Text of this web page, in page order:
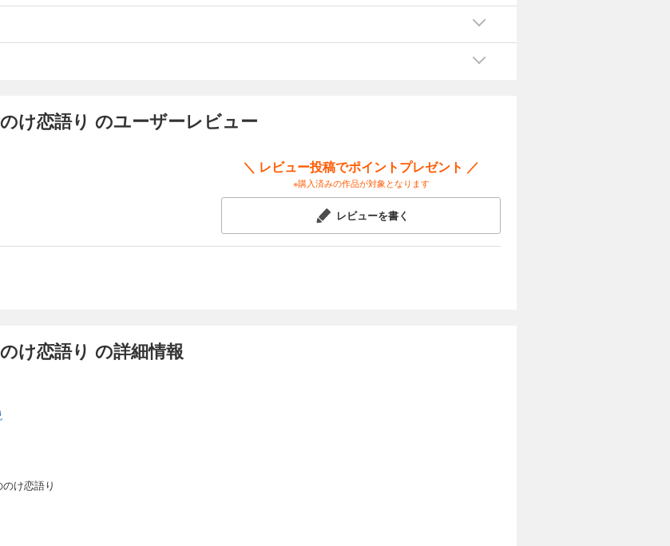
け恋語り のユーザーレビュー
＼ レビュー投稿でポイントプレゼント ／
※購入済みの作品が対象となります
レビューを書く
け恋語り の詳細情報
け恋語り